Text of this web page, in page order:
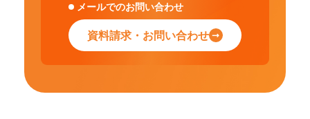
メールでのお問い合わせ
資料請求・お問い合わせ